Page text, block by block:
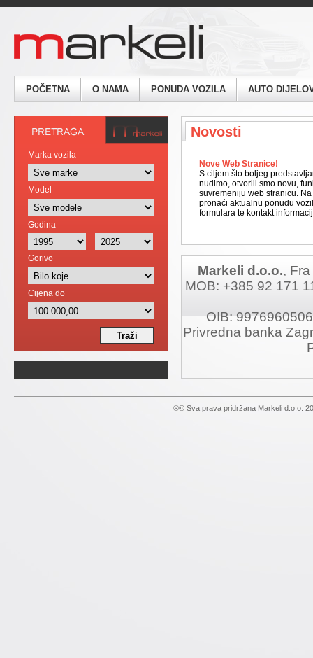
POČETNA O NAMA PONUDA VOZILA AUTO
Marka vozila
Model
Godina
Gorivo
Cijena do
Novosti
Nove Web Stranice!
S ciljem što boljeg
nudimo, otvorili smo novu,
suvremeniju web stranicu.
pronaći aktualnu ponudu
formulara te kontakt
Markeli d.o.o.,
MOB: +385 92 171
OIB:
Privredna banka
®© Sva prava pridržana Markeli d.o.o.